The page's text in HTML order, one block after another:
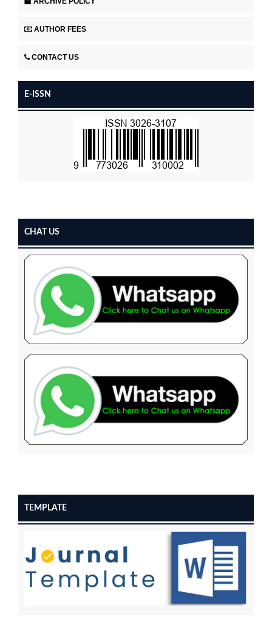
AUTHOR FEES
CONTACT US
E-ISSN
CHAT US
TEMPLATE